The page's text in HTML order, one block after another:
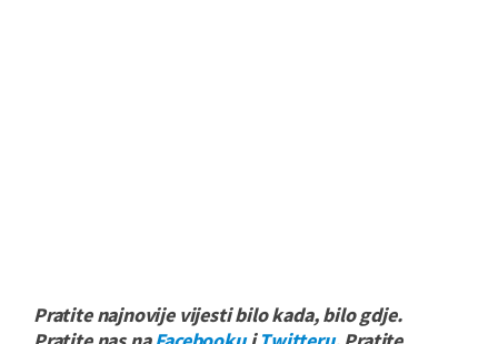
Pratite najnovije vijesti bilo kada, bilo gdje.